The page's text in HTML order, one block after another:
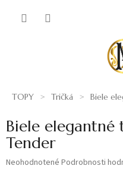
TOPY Tričká Biele
Biele elegantné
Tender
Priemerné
Neohodnotené Podrobnosti